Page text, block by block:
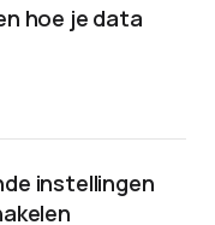
hoe je data
instellingen